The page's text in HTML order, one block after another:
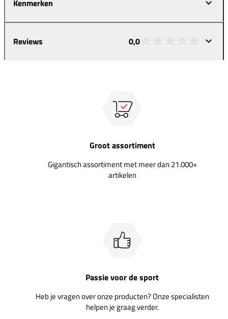
Kenmerken
Reviews 0,0
Groot assortiment
Gigantisch assortiment met meer dan 21.000+
artikelen
Passie voor de sport
Heb je vragen over onze producten? Onze specialisten
helpen je graag verder.